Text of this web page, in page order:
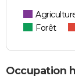
Forêt
Occupation